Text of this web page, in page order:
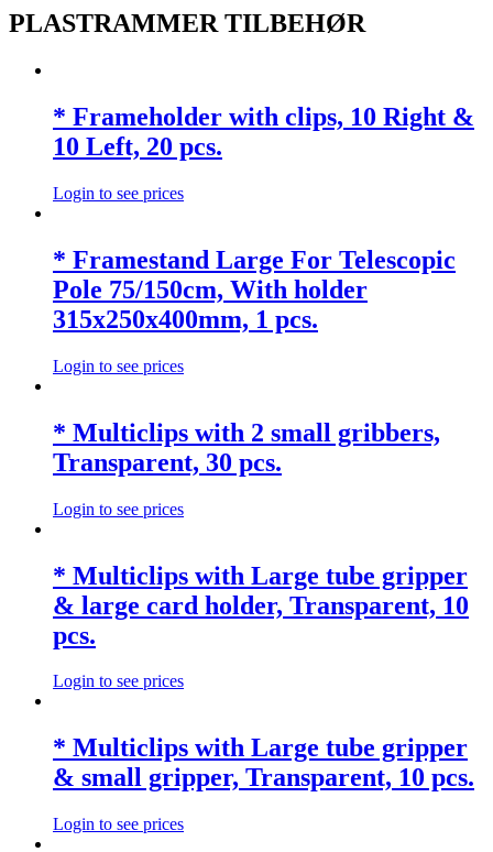
PLASTRAMMER TILBEHØR
* Frameholder with clips, 10 Right &
10 Left, 20 pcs.
Login to see prices
* Framestand Large For Telescopic
Pole 75/150cm, With holder
315x250x400mm, 1 pcs.
Login to see prices
* Multiclips with 2 small gribbers,
Transparent, 30 pcs.
Login to see prices
* Multiclips with Large tube gripper
& large card holder, Transparent, 10
pcs.
Login to see prices
* Multiclips with Large tube gripper
& small gripper, Transparent, 10 pcs.
Login to see prices